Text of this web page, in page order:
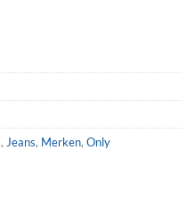
, Jeans, Merken, Only